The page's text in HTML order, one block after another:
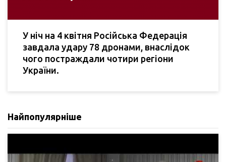
У ніч на 4 квітня Російська Федерація
завдала удару 78 дронами, внаслідок
чого постраждали чотири регіони
України.
Найпопулярніше